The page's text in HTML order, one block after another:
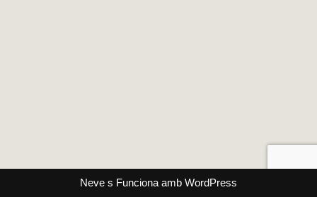
Neve s Funciona amb WordPress